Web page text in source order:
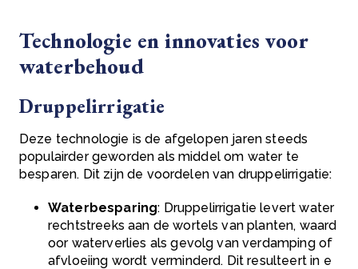
Technologie en innovaties voor
waterbehoud
Druppelirrigatie
Deze technologie is de afgelopen jaren steeds
populairder geworden als middel om water te
besparen. Dit zijn de voordelen van druppelirrigatie:
Waterbesparing: Druppelirrigatie levert water
rechtstreeks aan de wortels van planten, waard
oor waterverlies als gevolg van verdamping of
afvloeiing wordt verminderd. Dit resulteert in e